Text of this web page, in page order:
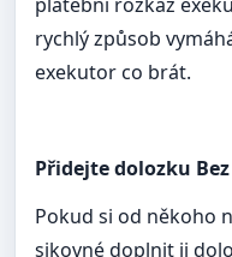
rychlý způsob
exekutor co brát.
Přidejte dolozku
Pokud si od někoho
sikovné doplnit ji